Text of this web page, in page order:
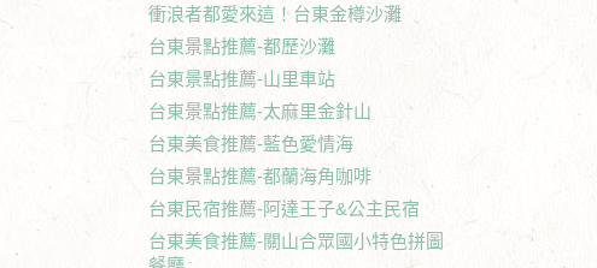
衝浪者都愛來這！台東金樽沙灘
台東景點推薦-都歷沙灘
台東景點推薦-山里車站
台東景點推薦-太麻里金針山
台東美食推薦-藍色愛情海
台東景點推薦-都蘭海角咖啡
台東民宿推薦-阿達王子&公主民宿
台東美食推薦-關山合眾國小特色拼圖